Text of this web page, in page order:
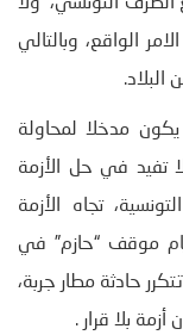
الطرف التونسي، ولا
الواقع، وبالتالي
مدخلا لمحاولة
تفيد في حل الأزمة
تجاه الأزمة
موقف “حازم” في
حادثة مطار جربة،
بلا قرار .